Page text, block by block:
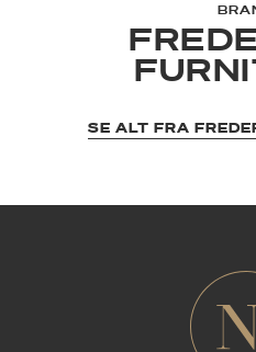
SE ALT FRA